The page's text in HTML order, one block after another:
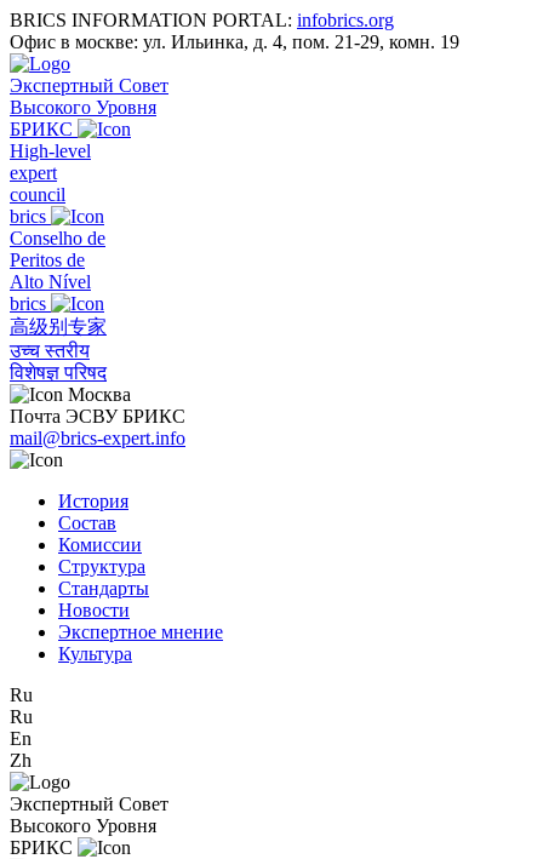
BRICS INFORMATION PORTAL: infobrics.org
Офис в москве: ул. Ильинка, д. 4, пом. 21-29, комн. 19
Экспертный Совет
Высокого Уровня
БРИКС
High-level
expert
council
brics
Conselho de
Peritos de
Alto Nível
brics
高级别专家
उच्च स्तरीय
विशेषज्ञ परिषद
Москва
Почта ЭСВУ БРИКС
mail@brics-expert.info
История
Состав
Комиссии
Структура
Стандарты
Новости
Экспертное мнение
Культура
Ru
Ru
En
Zh
Экспертный Совет
Высокого Уровня
БРИКС